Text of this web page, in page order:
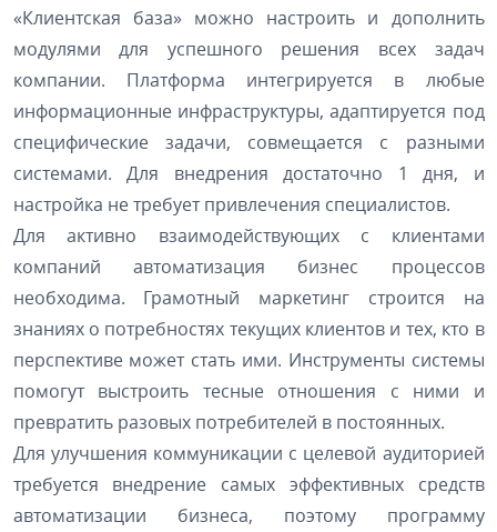
«Клиентская база» можно настроить и дополнить
модулями для успешного решения всех задач
компании. Платформа интегрируется в любые
информационные инфраструктуры, адаптируется под
специфические задачи, совмещается с разными
системами. Для внедрения достаточно 1 дня, и
настройка не требует привлечения специалистов.
Для активно взаимодействующих с клиентами
компаний автоматизация бизнес процессов
необходима. Грамотный маркетинг строится на
знаниях о потребностях текущих клиентов и тех, кто в
перспективе может стать ими. Инструменты системы
помогут выстроить тесные отношения с ними и
превратить разовых потребителей в постоянных.
Для улучшения коммуникации с целевой аудиторией
требуется внедрение самых эффективных средств
автоматизации бизнеса, поэтому программу